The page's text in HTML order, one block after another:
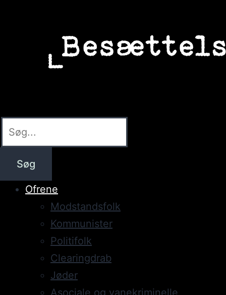
Søg
Ofrene
Modstandsfolk
Kommunister
Politifolk
Clearingdrab
Jøder
Asociale og vanekriminelle